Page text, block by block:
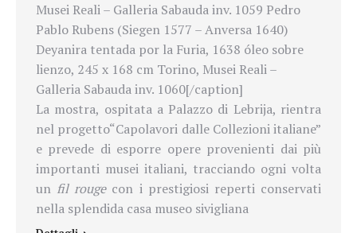
Musei Reali – Galleria Sabauda inv. 1059 Pedro
Pablo Rubens (Siegen 1577 – Anversa 1640)
Deyanira tentada por la Furia, 1638 óleo sobre
lienzo, 245 x 168 cm Torino, Musei Reali –
Galleria Sabauda inv. 1060[/caption]
La mostra, ospitata a Palazzo di Lebrija, rientra
nel progetto“Capolavori dalle Collezioni italiane”
e prevede di esporre opere provenienti dai più
importanti musei italiani, tracciando ogni volta
un fil rougecon i prestigiosi reperti conservati
nella splendida casa museo sivigliana